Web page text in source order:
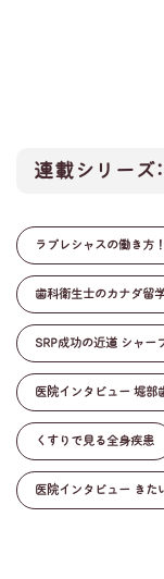
連載シリーズ:
ラプレシャスの働き方！
歯科衛生士のカナダ留
SRP成功の近道 シャー
医院インタビュー 堀部
くすりで見る全身疾患
医院インタビュー きた